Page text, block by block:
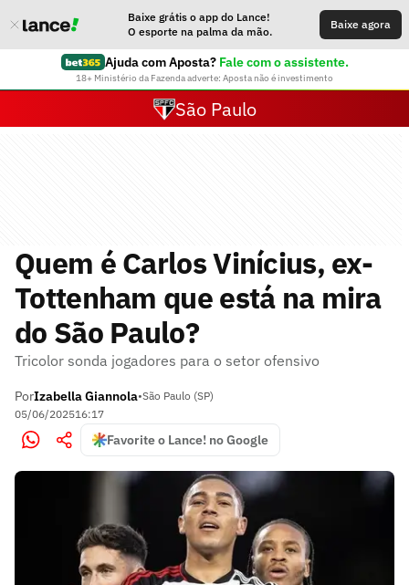
Baixe grátis o app do Lance!
O esporte na palma da mão.
Baixe agora
Ajuda com Aposta? Fale com o assistente.
18+ Ministério da Fazenda adverte: Aposta não é investimento
São Paulo
Quem é Carlos Vinícius, ex-
Tottenham que está na mira
do São Paulo?
Tricolor sonda jogadores para o setor ofensivo
PorIzabella Giannola•São Paulo (SP)
05/06/202516:17
Favorite o Lance! no Google